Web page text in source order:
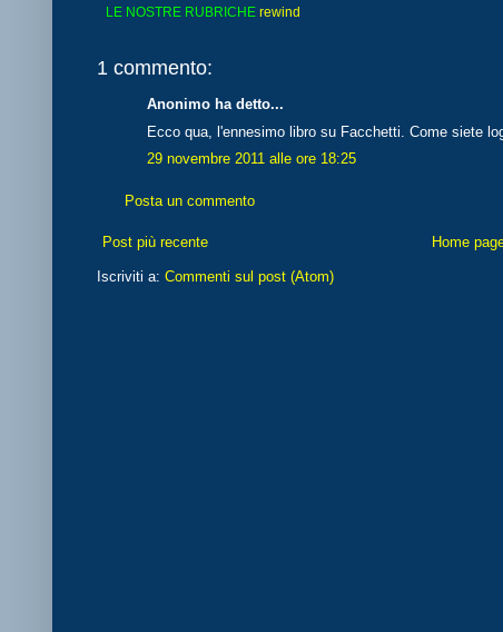
LE NOSTRE RUBRICHE rewind
1 commento:
Anonimo ha detto...
Ecco qua, l'ennesimo libro su Facchetti. Come siete
29 novembre 2011 alle ore 18:25
Posta un commento
Post più recente Home
Iscriviti a: Commenti sul post (Atom)